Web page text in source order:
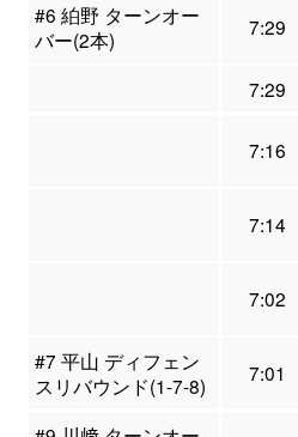
#6 絈野 ターンオー
バー(2本)
7:29
7:29
7:16
7:14
7:02
#7 平山 ディフェン
スリバウンド(1-7-8)
7:01